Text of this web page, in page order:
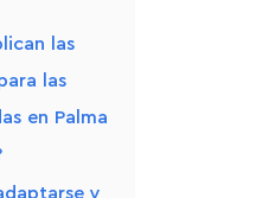
las
las
en Palma
y